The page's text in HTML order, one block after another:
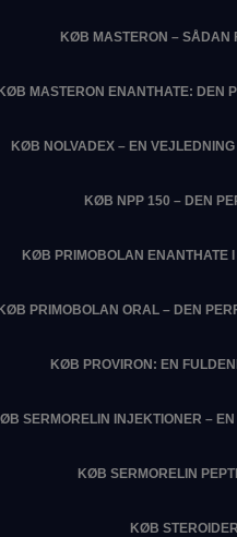
KØB MASTERON – SÅDAN
MASTERON ENANTHATE: DEN
KØB NOLVADEX – EN
KØB NPP 150 – DEN
KØB PRIMOBOLAN ENANTHATE
PRIMOBOLAN ORAL – DEN
KØB PROVIRON: EN
SERMORELIN INJEKTIONER –
KØB SERMORELIN
KØB